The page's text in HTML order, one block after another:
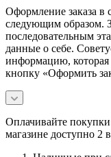
Оформление заказа в
следующим образом.
последовательным
данные о себе.
информацию,
кнопку «Оформить
Оплачивайте
магазине доступно 2